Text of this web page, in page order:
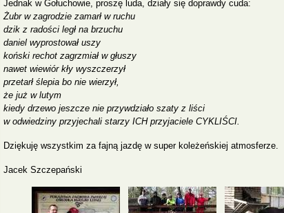
Jednak w Gołuchowie, proszę luda, działy się doprawdy cuda:
Żubr w zagrodzie zamarł w ruchu
dzik z radości legł na brzuchu
daniel wyprostował uszy
koński rechot zagrzmiał w głuszy
nawet wiewiór kły wyszczerzył
przetarł ślepia bo nie wierzył,
że już w lutym
kiedy drzewo jeszcze nie przywdziało szaty z liści
w odwiedziny przyjechali starzy ICH przyjaciele CYKLIŚCI.
Dziękuję wszystkim za fajną jazdę w super koleżeńskiej atmosferze.
Jacek Szczepański